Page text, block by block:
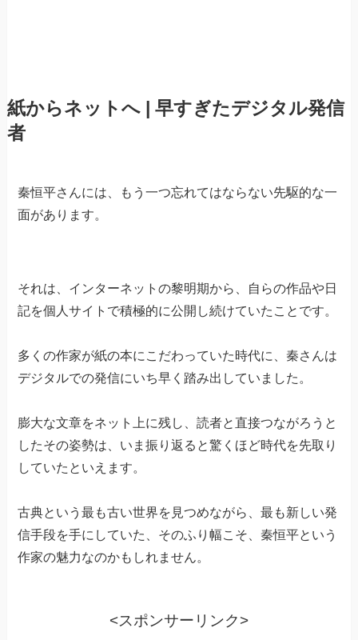
紙からネットへ | 早すぎたデジタル発信
者
秦恒平さんには、もう一つ忘れてはならない先駆的な一
面があります。
それは、インターネットの黎明期から、自らの作品や日
記を個人サイトで積極的に公開し続けていたことです。
多くの作家が紙の本にこだわっていた時代に、秦さんは
デジタルでの発信にいち早く踏み出していました。
膨大な文章をネット上に残し、読者と直接つながろうと
したその姿勢は、いま振り返ると驚くほど時代を先取り
していたといえます。
古典という最も古い世界を見つめながら、最も新しい発
信手段を手にしていた、そのふり幅こそ、秦恒平という
作家の魅力なのかもしれません。
<スポンサーリンク>